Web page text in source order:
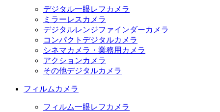
デジタル一眼レフカメラ
ミラーレスカメラ
デジタルレンジファインダーカメラ
コンパクトデジタルカメラ
シネマカメラ・業務用カメラ
アクションカメラ
その他デジタルカメラ
フィルムカメラ
フィルム一眼レフカメラ